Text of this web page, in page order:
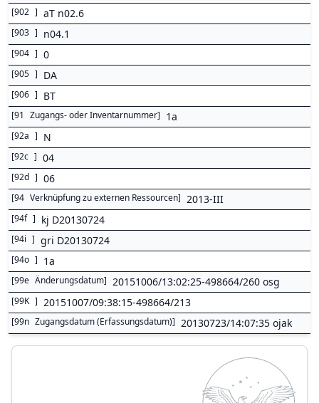
[902 ] aT n02.6
[903 ] n04.1
[904 ] 0
[905 ] DA
[906 ] BT
[91 Zugangs- oder Inventarnummer] 1a
[92a ] N
[92c ] 04
[92d ] 06
[94 Verknüpfung zu externen Ressourcen] 2013-III
[94f ] kj D20130724
[94i ] gri D20130724
[94o ] 1a
[99e Änderungsdatum] 20151006/13:02:25-498664/260 osg
[99K ] 20151007/09:38:15-498664/213
[99n Zugangsdatum (Erfassungsdatum)] 20130723/14:07:35 ojak